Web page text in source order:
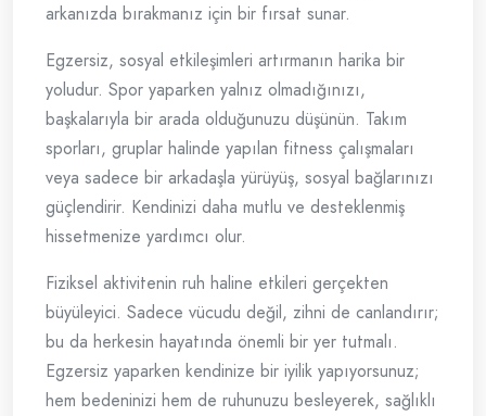
arkanızda bırakmanız için bir fırsat sunar.
Egzersiz, sosyal etkileşimleri artırmanın harika bir
yoludur. Spor yaparken yalnız olmadığınızı,
başkalarıyla bir arada olduğunuzu düşünün. Takım
sporları, gruplar halinde yapılan fitness çalışmaları
veya sadece bir arkadaşla yürüyüş, sosyal bağlarınızı
güçlendirir. Kendinizi daha mutlu ve desteklenmiş
hissetmenize yardımcı olur.
Fiziksel aktivitenin ruh haline etkileri gerçekten
büyüleyici. Sadece vücudu değil, zihni de canlandırır;
bu da herkesin hayatında önemli bir yer tutmalı.
Egzersiz yaparken kendinize bir iyilik yapıyorsunuz;
hem bedeninizi hem de ruhunuzu besleyerek, sağlıklı